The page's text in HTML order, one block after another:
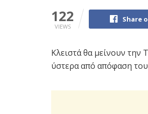
122
VIEWS
Share
Κλειστά θα μείνουν την
ύστερα από απόφαση